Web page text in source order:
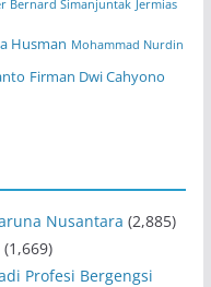
Bernard Simanjuntak Jermias
Husman Mohammad Nurdin
Firman Dwi Cahyono
Nusantara (2,885)
(1,669)
Profesi Bergengsi